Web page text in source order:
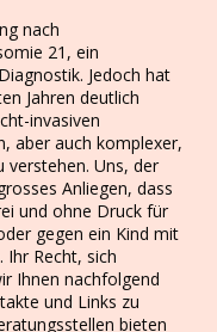
nach
21, ein
Jedoch hat
Jahren deutlich
invasiven
aber auch komplexer,
verstehen. Uns, der
Anliegen, dass
und ohne Druck für
gegen ein Kind mit
Ihr Recht, sich
Ihnen nachfolgend
und Links zu
bieten